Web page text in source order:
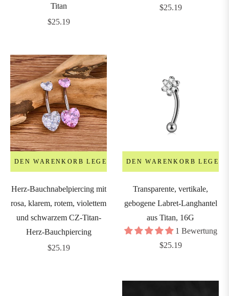
Titan
Regulärer
$25.19
Regulärer
$25.19
IN DEN WARENKORB LEGEN
Herz-Bauchnabelpiercing mit
rosa, klarem, rotem, violettem
und schwarzem CZ-Titan-
Herz-Bauchpiercing
Regulärer
$25.19
IN DEN WARENKORB LEGEN
Transparente, vertikale,
gebogene Labret-Langhantel
aus Titan, 16G
1 Bewertung
Regulärer
$25.19